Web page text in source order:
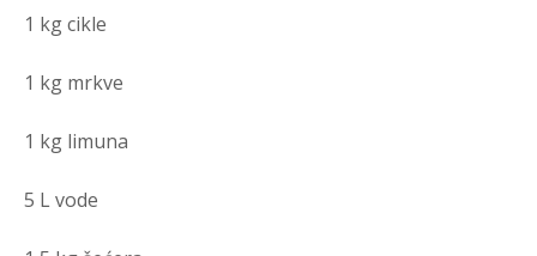
1 kg cikle
1 kg mrkve
1 kg limuna
5 L vode